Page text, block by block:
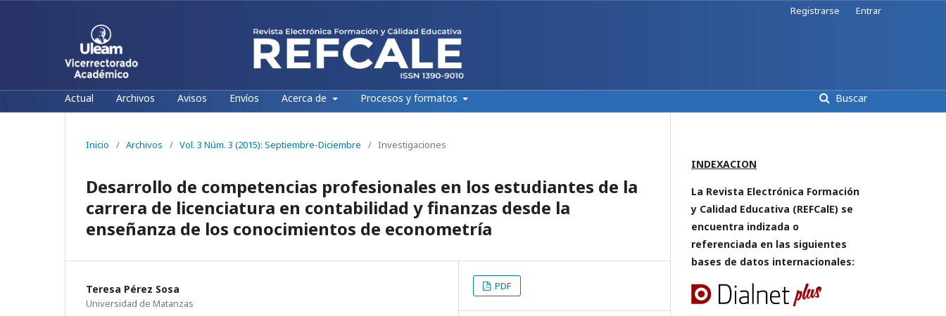
Actual Archivos Avisos Envíos Acerca de Procesos y formatos Buscar
Registrarse Entrar
Inicio / Archivos / Vol. 3 Núm. 3 (2015): Septiembre-Diciembre / Investigaciones
Desarrollo de competencias profesionales en los estudiantes de la
carrera de licenciatura en contabilidad y finanzas desde la
enseñanza de los conocimientos de econometría
Teresa Pérez Sosa
Universidad de Matanzas
PDF
INDEXACION
La Revista Electrónica Formación
y Calidad Educativa (REFCalE) se
encuentra indizada o
referenciada en las siguientes
bases de datos internacionales: